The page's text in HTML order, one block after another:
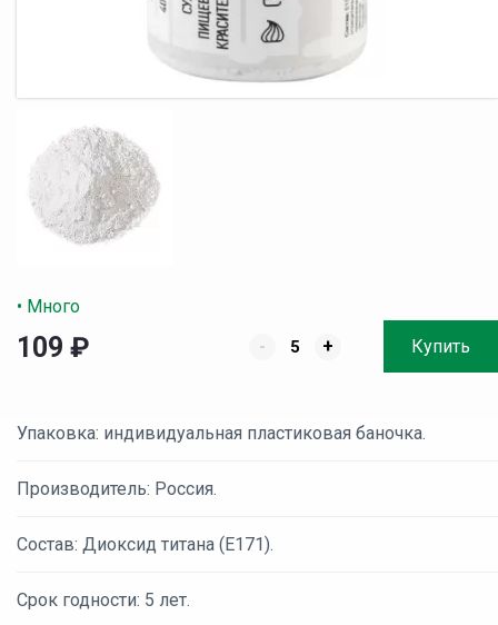
• Много
109 ₽ - + Купить
Упаковка: индивидуальная пластиковая баночка.
Производитель: Россия.
Состав: Диоксид титана (Е171).
Срок годности: 5 лет.